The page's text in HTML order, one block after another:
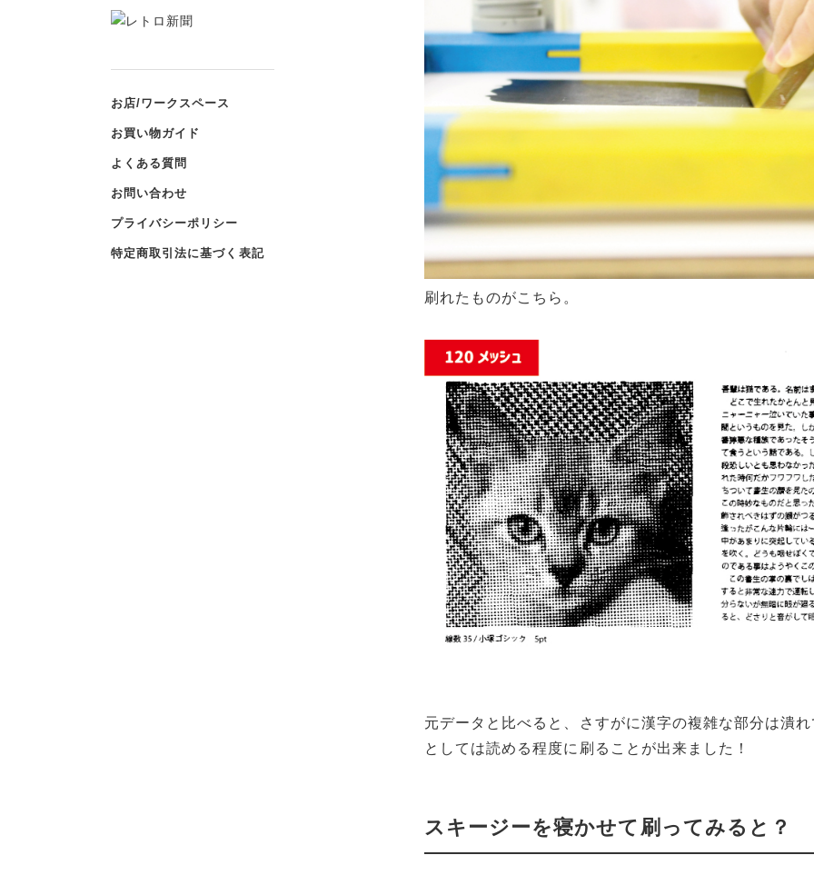
刷れたものがこちら。
元データと比べると、さすがに漢字の複雑な部分は潰
としては読める程度に刷ることが出来ました！
スキージーを寝かせて刷ってみると？
お店/ワークスペース
お買い物ガイド
よくある質問
お問い合わせ
プライバシーポリシー
特定商取引法に基づく表記